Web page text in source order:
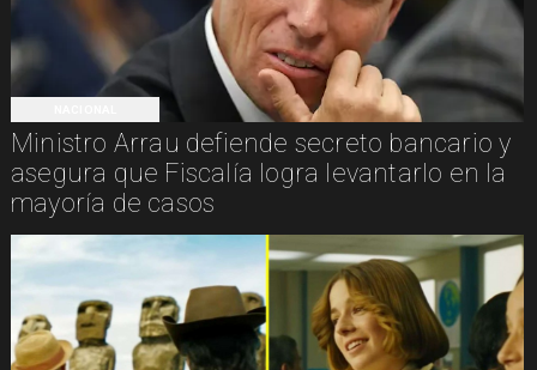
Ministro Arrau defiende secreto bancario y
asegura que Fiscalía logra levantarlo en la
mayoría de casos